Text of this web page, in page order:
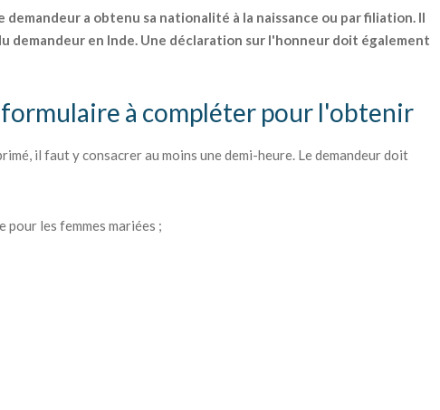
a obtenu sa nationalité à la naissance ou par filiation. Il
demandeur en Inde. Une déclaration sur l'honneur doit également
formulaire à compléter pour l'obtenir
il faut y consacrer au moins une demi-heure. Le demandeur doit
pour les femmes mariées ;